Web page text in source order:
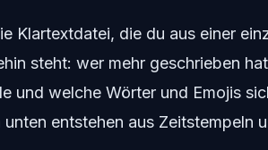
Klartextdatei, die du aus einer
steht: wer mehr geschrieben
und welche Wörter und Emojis
entstehen aus Zeitstempeln